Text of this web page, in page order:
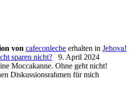
von cafeconleche erhalten in Jehova!
sparen nicht?
9. April 2024
Moccakanne. Ohne geht nicht!
Diskussionsrahmen für mich